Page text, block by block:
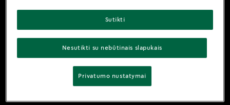
Nesutikti su nebūtinais slapukais
Sutikti
Privatumo nustatymai